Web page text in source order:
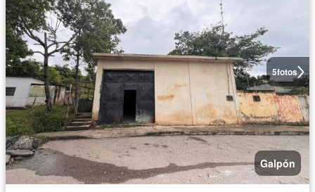
5fotos
Galpón